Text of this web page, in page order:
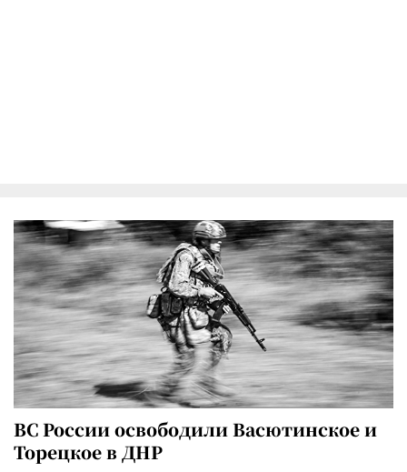
ВС России освободили Васютинское и
Торецкое в ДНР